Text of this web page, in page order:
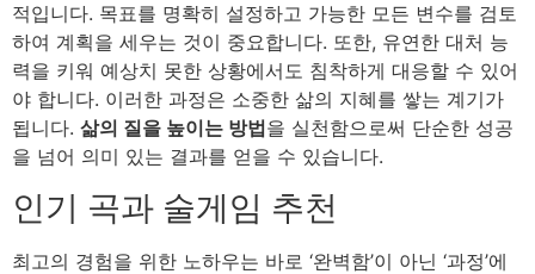
적입니다. 목표를 명확히 설정하고 가능한 모든 변수를 검토
하여 계획을 세우는 것이 중요합니다. 또한, 유연한 대처 능
력을 키워 예상치 못한 상황에서도 침착하게 대응할 수 있어
야 합니다. 이러한 과정은 소중한 삶의 지혜를 쌓는 계기가
됩니다. 삶의 질을 높이는 방법을 실천함으로써 단순한 성공
을 넘어 의미 있는 결과를 얻을 수 있습니다.
인기 곡과 술게임 추천
최고의 경험을 위한 노하우는 바로 ‘완벽함’이 아닌 ‘과정’에